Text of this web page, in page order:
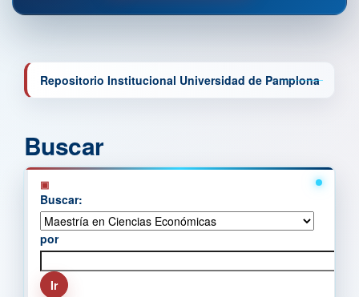
Repositorio Institucional Universidad de Pamplona
Buscar
Buscar:
por